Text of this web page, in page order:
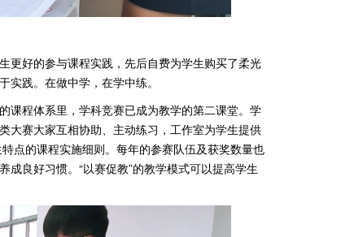
更好的参与课程实践，先后自费为学生购买了柔光
践。在做中学，在学中练。
课程体系里，学科竞赛已成为教学的第二课堂。学
大赛大家互相协助、主动练习，工作室为学生提供
点的课程实施细则。每年的参赛队伍及获奖数量也
良好习惯。“以赛促教”的教学模式可以提高学生